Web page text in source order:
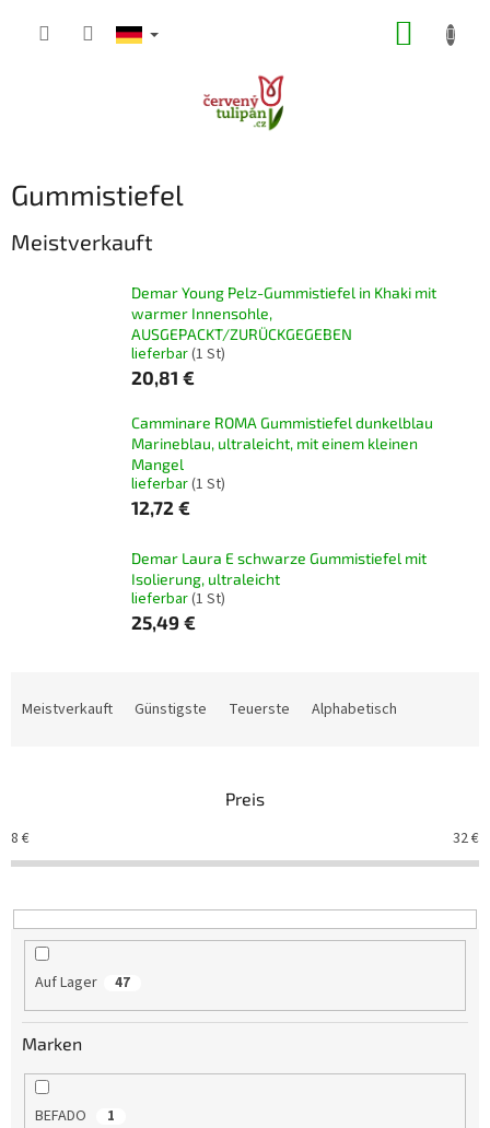
Gummistiefel
Meistverkauft
Demar Young Pelz-Gummistiefel in Khaki mit
warmer Innensohle,
AUSGEPACKT/ZURÜCKGEGEBEN
lieferbar(1 St)
20,81 €
Camminare ROMA Gummistiefel dunkelblau
Marineblau, ultraleicht, mit einem kleinen
Mangel
lieferbar(1 St)
12,72 €
Demar Laura E schwarze Gummistiefel mit
Isolierung, ultraleicht
lieferbar(1 St)
25,49 €
t
s
o
t
Meistverkauft Günstigste Teuerste Alphabetisch
Preis
8 € 32€
Auf Lager 47
Marken
BEFADO 1